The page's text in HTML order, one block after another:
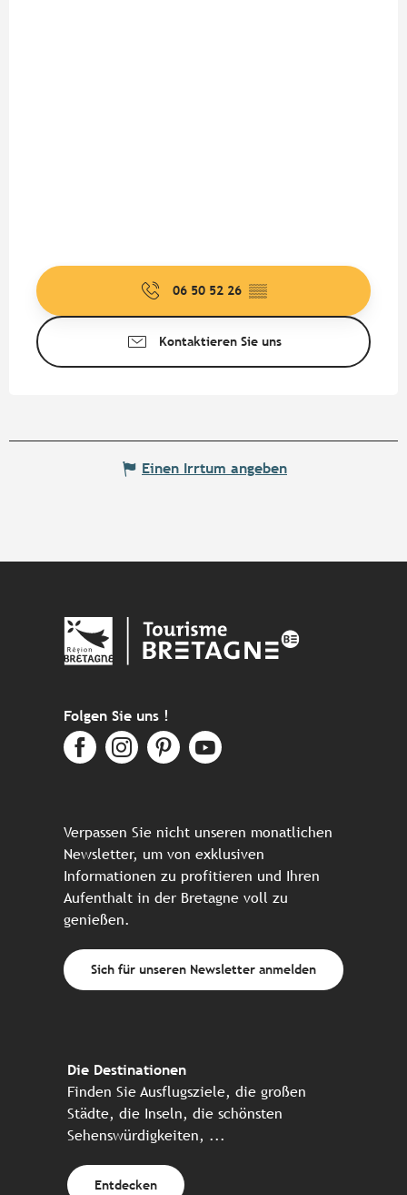
06 50 52 26 ▒▒
Kontaktieren Sie uns
Einen Irrtum angeben
Folgen Sie uns !
Verpassen Sie nicht unseren monatlichen
Newsletter, um von exklusiven
Informationen zu profitieren und Ihren
Aufenthalt in der Bretagne voll zu
genießen.
Sich für unseren Newsletter anmelden
Die Destinationen
Finden Sie Ausflugsziele, die großen
Städte, die Inseln, die schönsten
Sehenswürdigkeiten, ...
Entdecken